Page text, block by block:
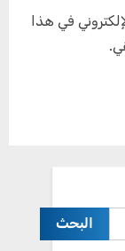
في هذا
البحث